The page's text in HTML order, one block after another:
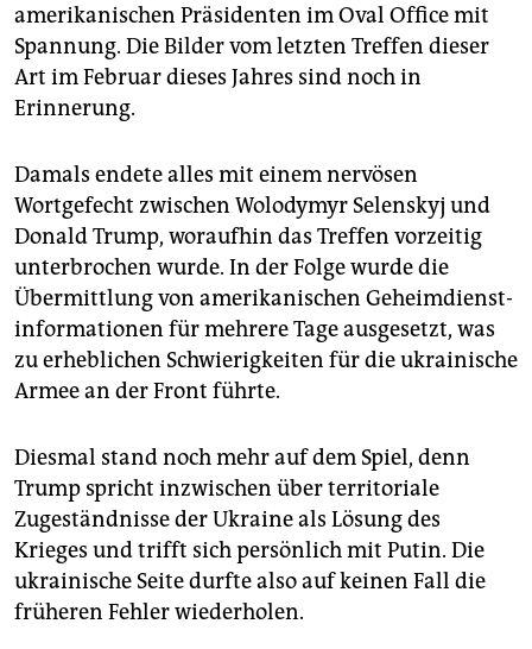
epaper login
amerikanischen Präsidenten im Oval Office mit
Spannung. Die Bilder vom letzten Treffen dieser
Art im Februar dieses Jahres sind noch in
Erinnerung.
Damals endete alles mit einem nervösen
Wortgefecht zwischen Wolodymyr Selenskyj und
Donald Trump, woraufhin das Treffen vorzeitig
unterbrochen wurde. In der Folge wurde die
Übermittlung von amerikanischen Geheim­dienst­
informationen für mehrere Tage ausgesetzt, was
zu erheblichen Schwierigkeiten für die ukrainische
Armee an der Front führte.
Diesmal stand noch mehr auf dem Spiel, denn
Trump spricht inzwischen über territoriale
Zugeständnisse der Ukraine als Lösung des
Krieges und trifft sich persönlich mit Putin. Die
ukrainische Seite durfte also auf keinen Fall die
früheren Fehler wiederholen.